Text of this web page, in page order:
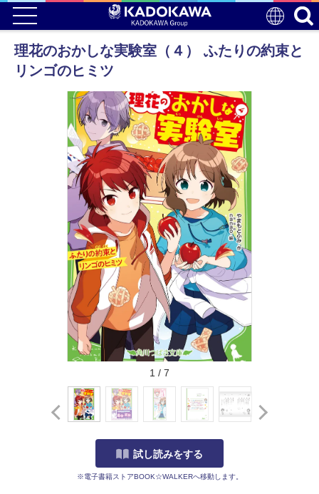
理花のおかしな実験室（４） ふたりの約束と
リンゴのヒミツ
1 / 7
試し読みをする
※電子書籍ストアBOOK☆WALKERへ移動します。